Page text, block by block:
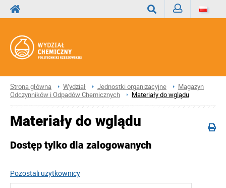
Strona główna Wydział Jednostki organizacyjne
Magazyn
Odczynników i Odpadów Chemicznych
Materiały do wglądu
Materiały do wglądu
Dostęp tylko dla zalogowanych
Pozostali użytkownicy